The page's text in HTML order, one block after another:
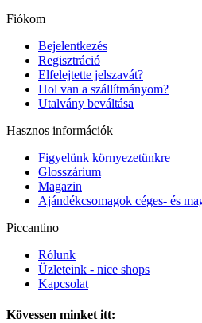
Fiókom
Bejelentkezés
Regisztráció
Elfelejtette jelszavát?
Hol van a szállítmányom?
Utalvány beváltása
Hasznos információk
Figyelünk környezetünkre
Glosszárium
Magazin
Ajándékcsomagok céges- és
Piccantino
Rólunk
Üzleteink - nice shops
Kapcsolat
Kövessen minket itt: